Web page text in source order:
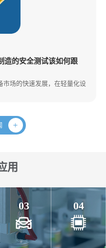
造的安全测试该如何跟
市场的快速发展，在轻量化设
用
03 04